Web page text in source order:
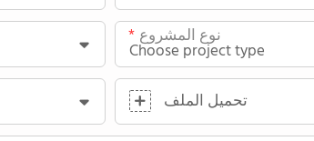
نوع المشروع
تحميل الملف